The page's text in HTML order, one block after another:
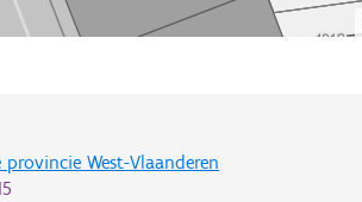
West-Vlaanderen